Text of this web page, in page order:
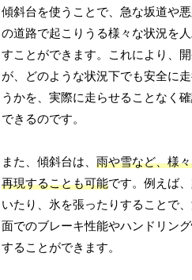
傾斜台を使うことで、急な坂道や
の道路で起こりうる様々な状況を
すことができます。これにより、
が、どのような状況下でも安全に
うかを、実際に走らせることなく
できるのです。
また、傾斜台は、雨や雪など、様
再現することも可能です。例えば
いたり、氷を張ったりすることで
面でのブレーキ性能やハンドリン
することができます。